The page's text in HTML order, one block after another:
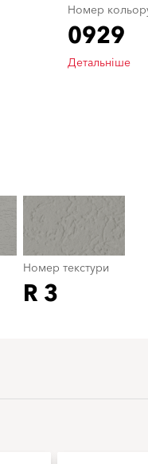
Номер
0929
Детальніше
Номер текстури
R 3